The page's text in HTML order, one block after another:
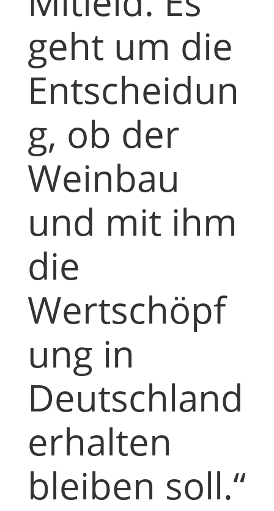
geht um die
Entscheidun
g, ob der
Weinbau
und mit ihm
die
Wertschöpf
ung in
Deutschland
erhalten
bleiben soll.“